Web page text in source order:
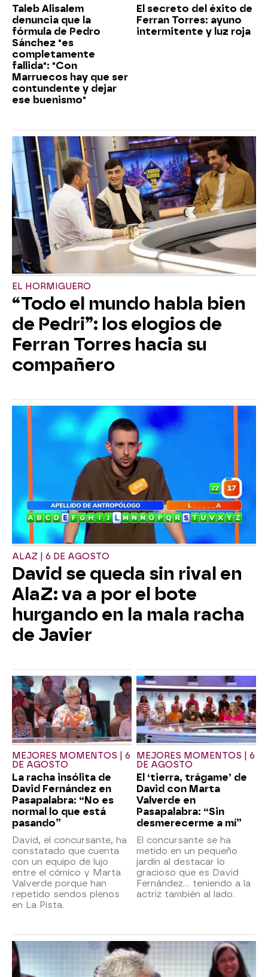
Taleb Alisalem
denuncia que la
fórmula de Pedro
Sánchez "es
completamente
fallida": "Con
Marruecos hay que ser
contundente y dejar
ese buenismo"
El secreto del éxito de
Ferran Torres: ayuno
intermitente y luz roja
EL HORMIGUERO
“Todo el mundo habla bien
de Pedri”: los elogios de
Ferran Torres hacia su
compañero
ALAZ | 6 DE AGOSTO
David se queda sin rival en
AlaZ: va a por el bote
hurgando en la mala racha
de Javier
MEJORES MOMENTOS | 6
DE AGOSTO
La racha insólita de
David Fernández en
Pasapalabra: “No es
normal lo que está
pasando”
David, el concursante, ha
constatado que cuenta
con un equipo de lujo
entre el cómico y Marta
Valverde porque han
repetido sendos plenos
en La Pista.
MEJORES MOMENTOS | 6
DE AGOSTO
El ‘tierra, trágame’ de
David con Marta
Valverde en
Pasapalabra: “Sin
desmerecerme a mí”
El concursante se ha
metido en un pequeño
jardín al destacar lo
gracioso que es David
Fernández… teniendo a la
actriz también al lado.